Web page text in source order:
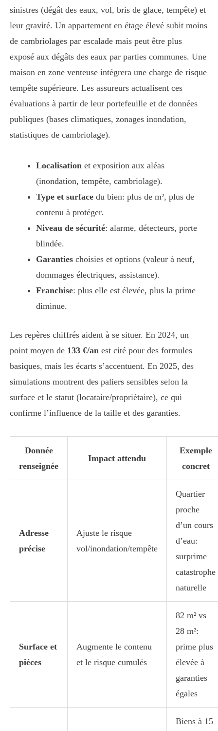
sinistres (dégât des eaux, vol, bris de glace, tempête) et
leur gravité. Un appartement en étage élevé subit moins
de cambriolages par escalade mais peut être plus
exposé aux dégâts des eaux par parties communes. Une
maison en zone venteuse intégrera une charge de risque
tempête supérieure. Les assureurs actualisent ces
évaluations à partir de leur portefeuille et de données
publiques (bases climatiques, zonages inondation,
statistiques de cambriolage).
Localisation et exposition aux aléas
(inondation, tempête, cambriolage).
Type et surface du bien: plus de m², plus de
contenu à protéger.
Niveau de sécurité: alarme, détecteurs, porte
blindée.
Garanties choisies et options (valeur à neuf,
dommages électriques, assistance).
Franchise: plus elle est élevée, plus la prime
diminue.
Les repères chiffrés aident à se situer. En 2024, un
point moyen de 133 €/an est cité pour des formules
basiques, mais les écarts s’accentuent. En 2025, des
simulations montrent des paliers sensibles selon la
surface et le statut (locataire/propriétaire), ce qui
confirme l’influence de la taille et des garanties.
Donnée
renseignée
Impact attendu
Exemple
concret
Adresse
précise
Ajuste le risque
vol/inondation/tempête
Quartier
proche
d’un cours
d’eau:
surprime
catastrophe
naturelle
Surface et
pièces
Augmente le contenu
et le risque cumulés
82 m² vs
28 m²:
prime plus
élevée à
garanties
égales
Biens à 15